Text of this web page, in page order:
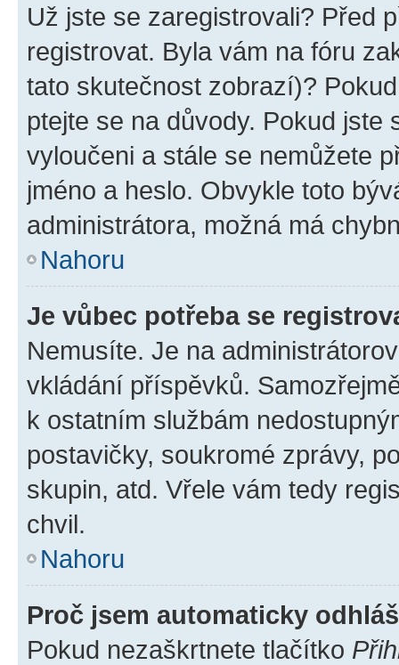
Už jste se zaregistrovali? Před
registrovat. Byla vám na fóru
tato skutečnost zobrazí)?
ptejte se na důvody. Pokud jste
vyloučeni a stále se nemůžete
jméno a heslo. Obvykle toto
administrátora, možná má
Nahoru
Je vůbec potřeba se
Nemusíte. Je na
vkládání příspěvků.
k ostatním službám
postavičky, soukromé zprávy,
skupin, atd. Vřele vám tedy
chvil.
Nahoru
Proč jsem automaticky
Pokud nezaškrtnete tlačítko